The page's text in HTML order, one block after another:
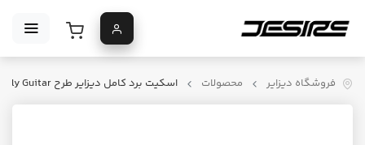
فروشگاه دیزایر محصولات اسکیت برد کامل دیزایر طرح Holy Guitar